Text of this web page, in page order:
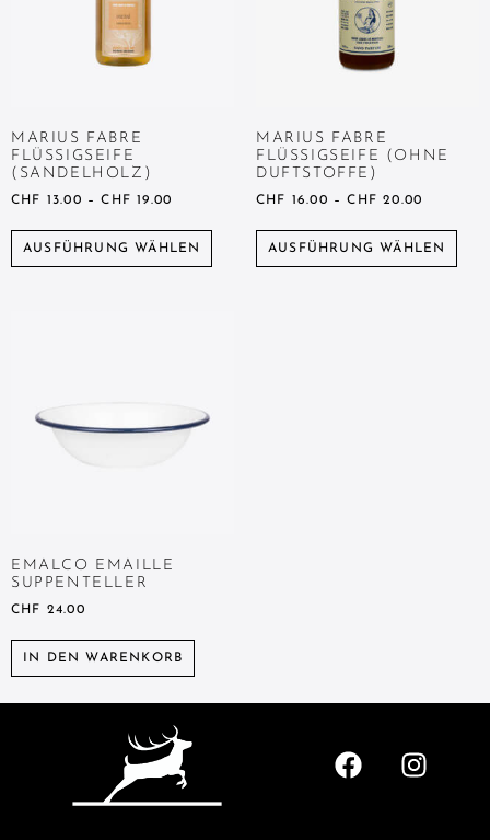
MARIUS FABRE
FLÜSSIGSEIFE
(SANDELHOLZ)
CHF 13.00 –CHF 19.00
AUSFÜHRUNG WÄHLEN
MARIUS FABRE
FLÜSSIGSEIFE (OHNE
DUFTSTOFFE)
CHF 16.00 –CHF 20.00
AUSFÜHRUNG WÄHLEN
EMALCO EMAILLE
SUPPENTELLER
CHF 24.00
IN DEN WARENKORB